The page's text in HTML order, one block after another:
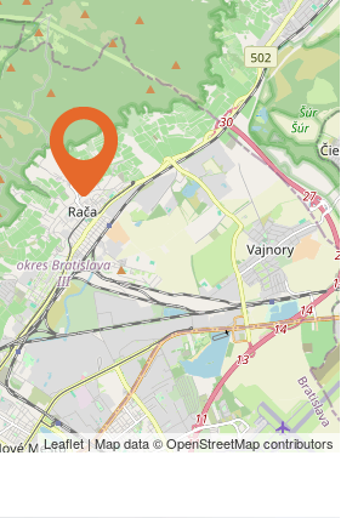
Leaflet| Map data ©OpenStreetMapcontributors